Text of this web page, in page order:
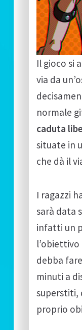
Il gioco si
via da
normale
caduta
situate in
che dà il
I ragazzi
sarà data
infatti un
debba
minuti a
superstiti,
proprio